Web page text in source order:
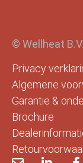
© Wellheat
Privacy
Algemene
Garantie &
Brochure